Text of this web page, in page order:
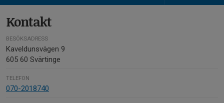
Kontakt
BESÖKSADRESS
Kaveldunsvägen 9
605 60 Svärtinge
TELEFON
070-2018740